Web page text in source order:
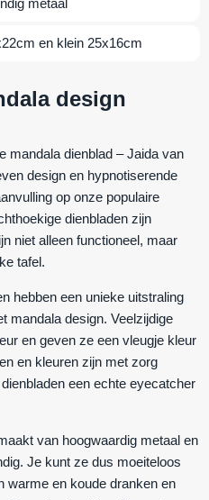
en klein 25x16cm
design
mandala dienblad – Jaida van
design en hypnotiserende
op onze populaire
dienbladen zijn
niet alleen functioneel, maar
tafel.
hebben een unieke uitstraling
mandala design. Veelzijdige
en geven ze een vleugje kleur
en kleuren zijn met zorg
een echte eyecatcher
van hoogwaardig metaal en
Je kunt ze dus moeiteloos
warme en koude dranken en